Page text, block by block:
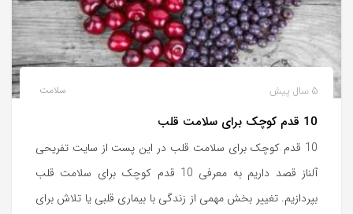
سلامت 5 سال پیش
10 قدم کوچک برای سلامت قلب
10 قدم کوچک برای سلامت قلب در این پست از سایت تفریحی
آلناز قصد داریم به معرفی 10 قدم کوچک برای سلامت قلب
بپردازیم. تغییر بخش مهمی از زندگی با بیماری قلبی یا تلاش برای